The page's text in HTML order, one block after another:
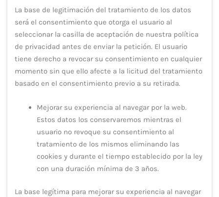
La base de legitimación del tratamiento de los datos
será el consentimiento que otorga el usuario al
seleccionar la casilla de aceptación de nuestra política
de privacidad antes de enviar la petición. El usuario
tiene derecho a revocar su consentimiento en cualquier
momento sin que ello afecte a la licitud del tratamiento
basado en el consentimiento previo a su retirada.
Mejorar su experiencia al navegar por la web.
Estos datos los conservaremos mientras el
usuario no revoque su consentimiento al
tratamiento de los mismos eliminando las
cookies y durante el tiempo establecido por la ley
con una duración mínima de 3 años.
La base legítima para mejorar su experiencia al navegar